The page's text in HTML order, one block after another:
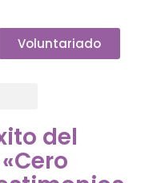
Voluntariado
del